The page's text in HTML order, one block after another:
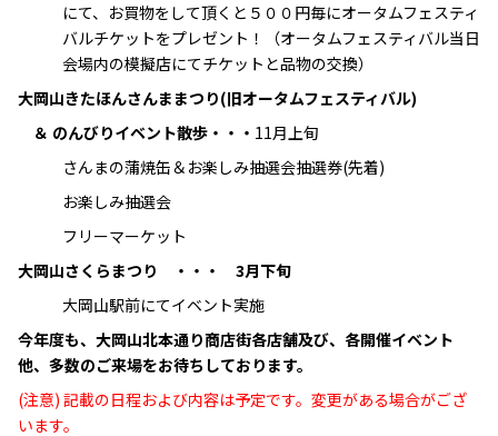
にて、お買物をして頂くと５００円毎にオータムフェスティ
バルチケットをプレゼント！（オータムフェスティバル当日
会場内の模擬店にてチケットと品物の交換）
大岡山きたほんさんままつり(旧オータムフェスティバル)
＆ のんびりイベント散歩・・・ 11月上旬
さんまの蒲焼缶＆お楽しみ抽選会抽選券(先着)
お楽しみ抽選会
フリーマーケット
大岡山さくらまつり ・・・ 3月下旬
大岡山駅前にてイベント実施
今年度も、大岡山北本通り商店街各店舗及び、各開催イベント
他、 多数のご来場をお待ちしております。
(注意) 記載の日程および内容は予定です。変更がある場合がござ
います。